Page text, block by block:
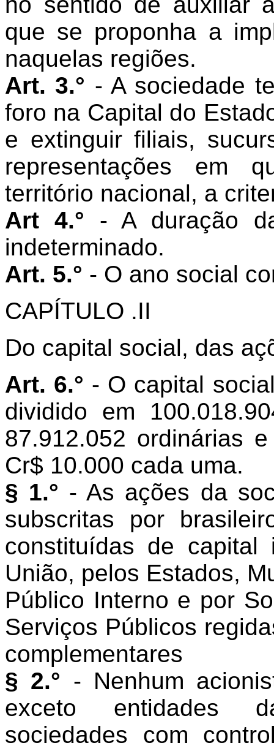
que se proponha a
naquelas regiões.
Art. 3.° - A sociedade
foro na Capital do
e extinguir filiais,
representações em
território nacional, a
Art 4.° - A duração
indeterminado.
Art. 5.° - O ano social
CAPÍTULO .II
Do capital social, das
Art. 6.° - O capital
dividido em
87.912.052 ordinárias
Cr$ 10.000 cada uma.
§ 1.° - As ações da
subscritas por
constituídas de capital
União, pelos Estados,
Público Interno e por
Serviços Públicos
complementares
§ 2.° - Nenhum
exceto entidades
sociedades com